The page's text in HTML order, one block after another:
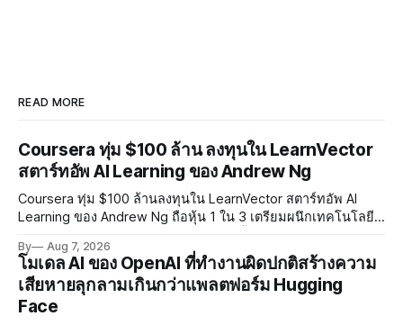
READ MORE
Coursera ทุ่ม $100 ล้าน ลงทุนใน LearnVector
สตาร์ทอัพ AI Learning ของ Andrew Ng
Coursera ทุ่ม $100 ล้านลงทุนใน LearnVector สตาร์ทอัพ AI
Learning ของ Andrew Ng ถือหุ้น 1 ใน 3 เตรียมผนึกเทคโนโลยี
แรกต้นปี 2027
By Aug 7, 2026
โมเดล AI ของ OpenAI ที่ทำงานผิดปกติสร้างความ
เสียหายลุกลามเกินกว่าแพลตฟอร์ม Hugging
Face